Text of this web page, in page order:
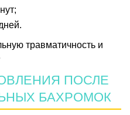
травматичность и
ПОСЛЕ
БАХРОМОК